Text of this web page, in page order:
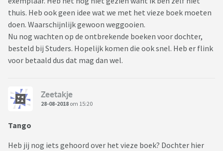
thuis. Heb ook geen idee wat we met het vieze boek moeten
doen. Waarschijnlijk gewoon weggooien.
Nu nog wachten op de ontbrekende boeken voor dochter,
besteld bij Studers. Hopelijk komen die ook snel. Heb er flink
voor betaald dus dat mag dan wel.
Zeetakje
28-08-2018 om 15:20
Tango
Heb jij nog iets gehoord over het vieze boek? Dochter hier